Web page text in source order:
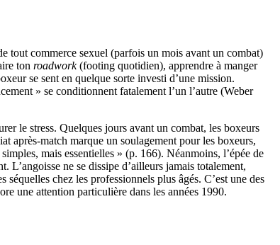
tout commerce sexuel (parfois un mois avant un combat)
ton roadwork(footing quotidien), apprendre à manger
se sent en quelque sorte investi d’une mission.
» se conditionnent fatalement l’un l’autre (Weber
le stress. Quelques jours avant un combat, les boxeurs
après-match marque un soulagement pour les boxeurs,
mais essentielles » (p. 166). Néanmoins, l’épée de
ne se dissipe d’ailleurs jamais totalement,
chez les professionnels plus âgés. C’est une des
une attention particulière dans les années 1990.